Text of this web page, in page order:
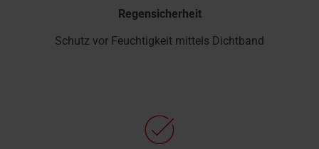
Regensicherheit
Schutz vor Feuchtigkeit mittels Dichtband